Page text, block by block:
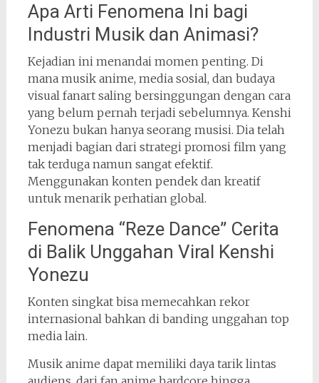
Apa Arti Fenomena Ini bagi
Industri Musik dan Animasi?
Kejadian ini menandai momen penting. Di
mana musik anime, media sosial, dan budaya
visual fanart saling bersinggungan dengan cara
yang belum pernah terjadi sebelumnya. Kenshi
Yonezu bukan hanya seorang musisi. Dia telah
menjadi bagian dari strategi promosi film yang
tak terduga namun sangat efektif.
Menggunakan konten pendek dan kreatif
untuk menarik perhatian global.
Fenomena “Reze Dance” Cerita
di Balik Unggahan Viral Kenshi
Yonezu
Konten singkat bisa memecahkan rekor
internasional bahkan di banding unggahan top
media lain.
Musik anime dapat memiliki daya tarik lintas